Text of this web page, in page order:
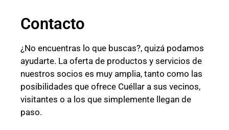
Contacto
¿No encuentras lo que buscas?, quizá podamos
ayudarte. La oferta de productos y servicios de
nuestros socios es muy amplia, tanto como las
posibilidades que ofrece Cuéllar a sus vecinos,
visitantes o a los que simplemente llegan de
paso.